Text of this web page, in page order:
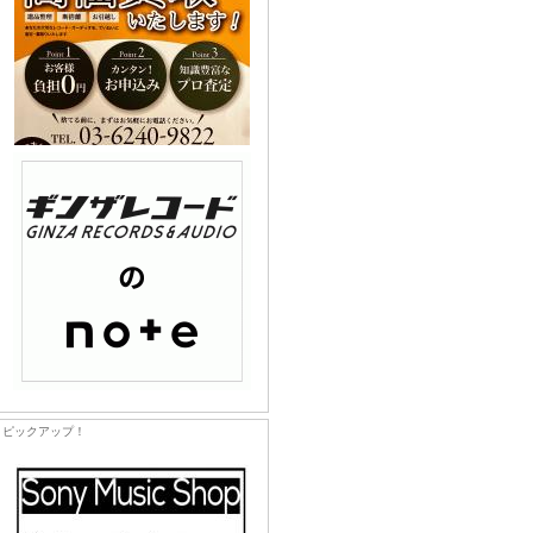
ピックアップ！